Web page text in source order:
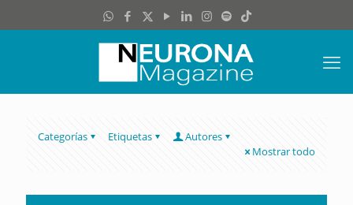
Categorías Etiquetas
Autores
Mostrar todo